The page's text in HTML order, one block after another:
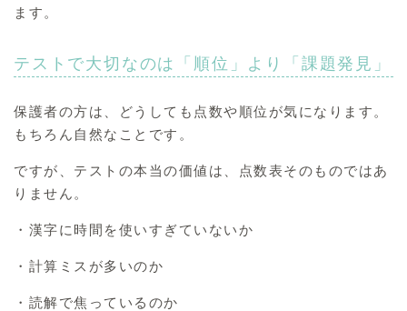
ます。
テストで大切なのは「順位」より「課題発見」
保護者の方は、どうしても点数や順位が気になります。
もちろん自然なことです。
ですが、テストの本当の価値は、点数表そのものではあ
りません。
・漢字に時間を使いすぎていないか
・計算ミスが多いのか
・読解で焦っているのか